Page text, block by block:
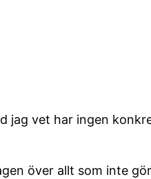
jag vet har ingen
över allt som inte